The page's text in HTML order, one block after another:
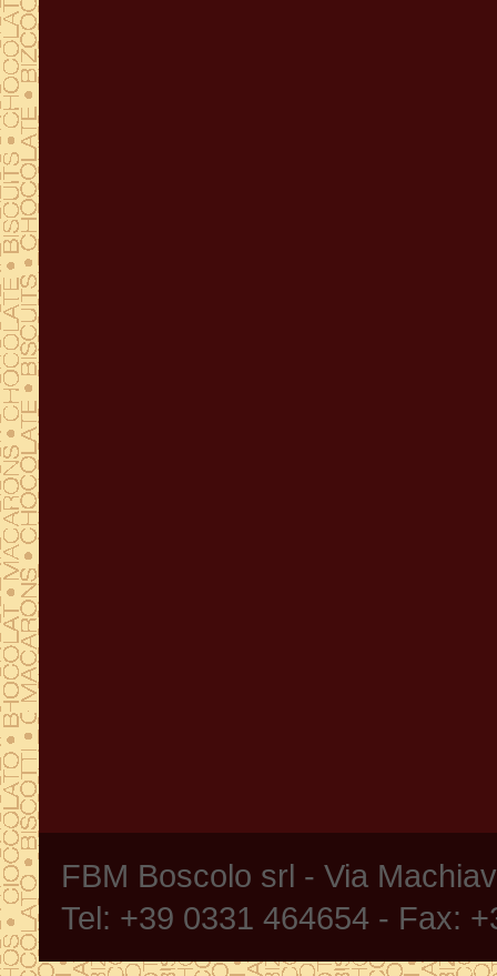
FBM Boscolo srl - Via
Tel: +39 0331 464654 - Fax: